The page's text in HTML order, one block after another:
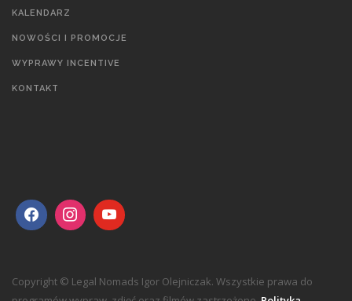
KALENDARZ
NOWOŚCI I PROMOCJE
WYPRAWY INCENTIVE
KONTAKT
Copyright © Legal Nomads Igor Olejniczak. Wszystkie prawa do